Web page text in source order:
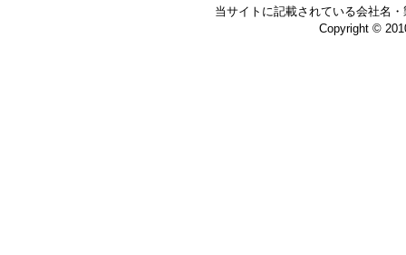
当サイトに記載されている会社名
Copyright ©